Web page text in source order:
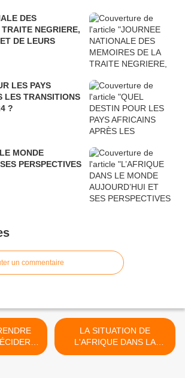
DES
NEGRIERE,
DE LEURS
LES PAYS
LES TRANSITIONS
?
MONDE
PERSPECTIVES
un commentaire
:
DU
LA SITUATION DE
L'AFRIQUE DANS LA
BATAILLE MONDIALE